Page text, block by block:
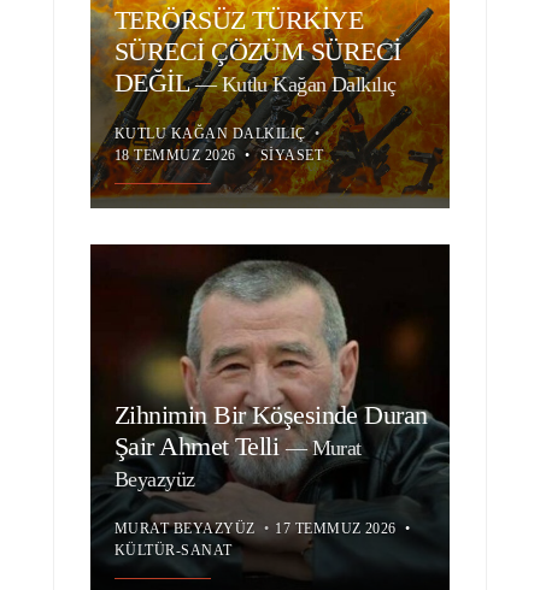
TERÖRSÜZ TÜRKİYE
SÜRECİ ÇÖZÜM SÜRECİ
DEĞİL—Kutlu Kağan Dalkılıç
KUTLU KAĞAN DALKILIÇ •
18 TEMMUZ 2026 • SIYASET
Zihnimin Bir Köşesinde Duran
Şair Ahmet Telli—Murat
Beyazyüz
MURAT BEYAZYÜZ • 17 TEMMUZ 2026 •
KÜLTÜR-SANAT